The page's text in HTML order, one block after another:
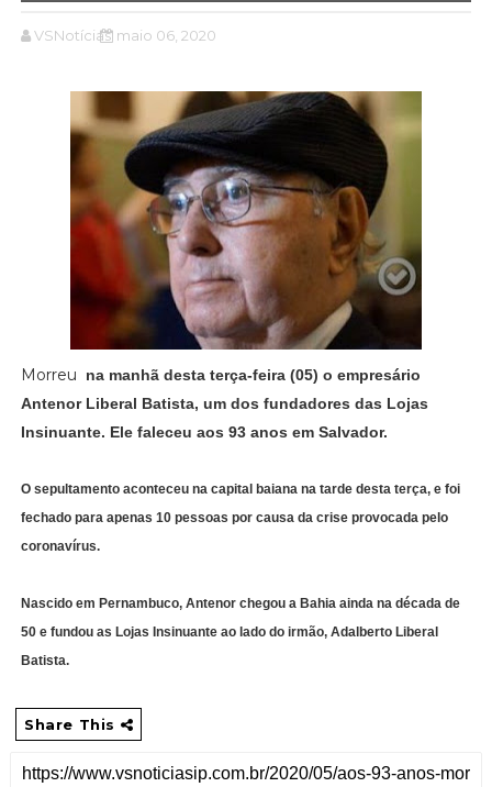
VSNotícias maio 06, 2020
Morreu
na manhã desta terça-feira (05) o empresário
Antenor Liberal Batista, um dos fundadores das Lojas
Insinuante. Ele faleceu aos 93 anos em Salvador.
O sepultamento aconteceu na capital baiana na tarde desta terça, e foi
fechado para apenas 10 pessoas por causa da crise provocada pelo
coronavírus.
Nascido em Pernambuco, Antenor chegou a Bahia ainda na década de
50 e fundou as Lojas Insinuante ao lado do irmão, Adalberto Liberal
Batista.
Share This